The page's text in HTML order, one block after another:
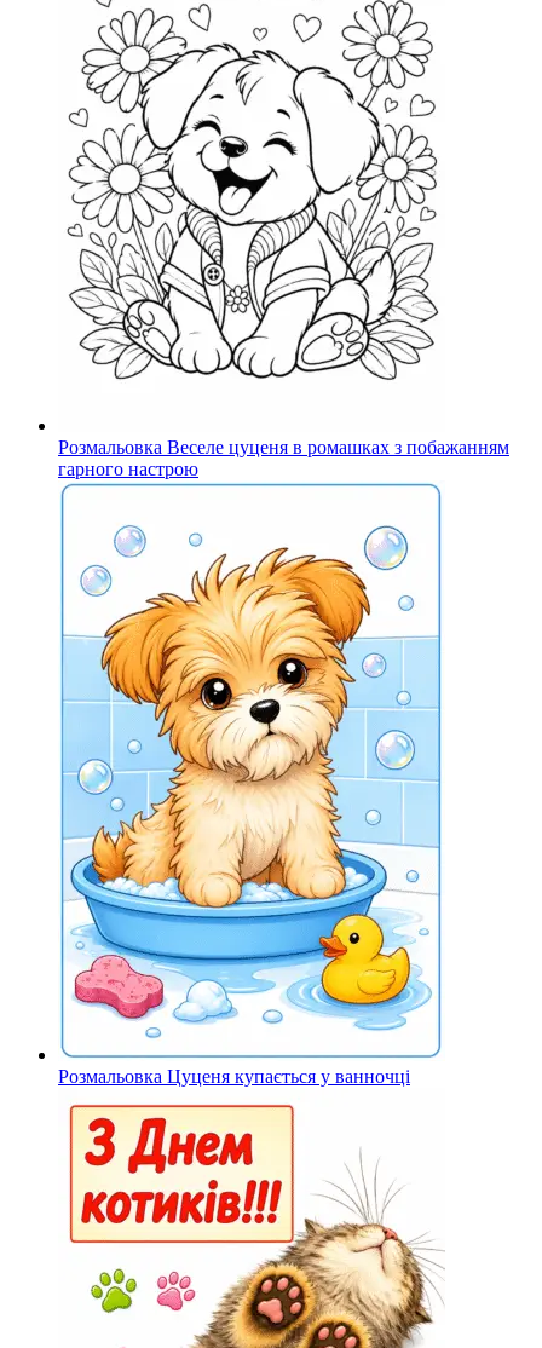
Розмальовка Веселе цуценя в ромашках з побажанням
гарного настрою
Розмальовка Цуценя купається у ванночці